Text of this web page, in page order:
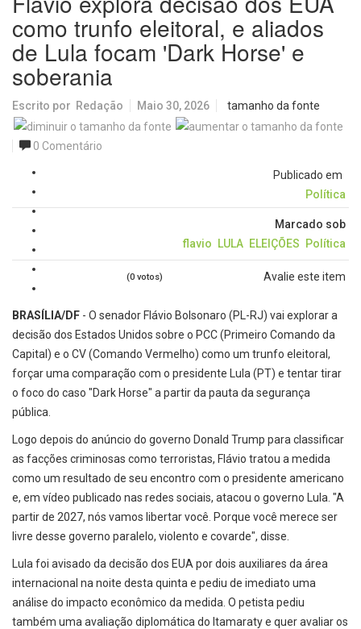
como trunfo eleitoral, e aliados
de Lula focam 'Dark Horse' e
soberania
Escrito por Redação Maio 30, 2026 tamanho da fonte
0 Comentário
Publicado em
Política
Marcado sob
flavio
LULA ELEIÇÕES Política
Avalie este item
(0 votos)
BRASÍLIA/DF - O senador Flávio Bolsonaro (PL-RJ) vai explorar a
decisão dos Estados Unidos sobre o PCC (Primeiro Comando da
Capital) e o CV (Comando Vermelho) como um trunfo eleitoral,
forçar uma comparação com o presidente Lula (PT) e tentar tirar
o foco do caso "Dark Horse" a partir da pauta da segurança
pública.
Logo depois do anúncio do governo Donald Trump para classificar
as facções criminosas como terroristas, Flávio tratou a medida
como um resultado de seu encontro com o presidente americano
e, em vídeo publicado nas redes sociais, atacou o governo Lula. "A
partir de 2027, nós vamos libertar você. Porque você merece ser
livre desse governo paralelo, violento e covarde", disse.
Lula foi avisado da decisão dos EUA por dois auxiliares da área
internacional na noite desta quinta e pediu de imediato uma
análise do impacto econômico da medida. O petista pediu
também uma avaliação diplomática do Itamaraty e quer avaliar os